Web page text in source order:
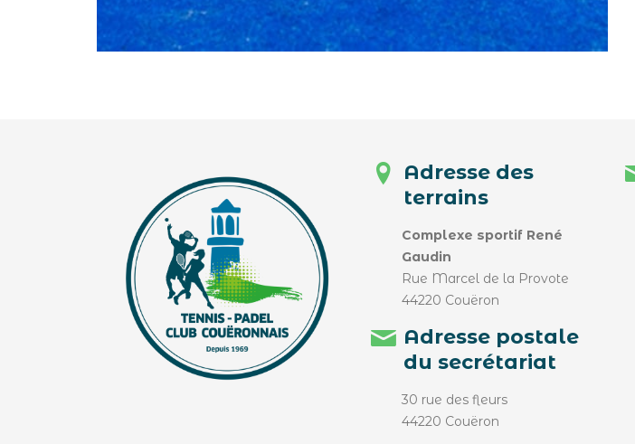
Adresse des
terrains
Complexe sportif René
Gaudin
Rue Marcel de la Provote
44220 Couëron
Adresse postale
du secrétariat
30 rue des fleurs
44220 Couëron